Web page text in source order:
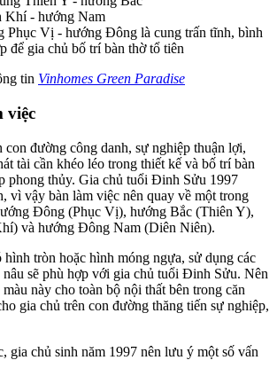
Khí - hướng Nam
Phục Vị - hướng Đông là cung trấn tĩnh, bình
để gia chủ bố trí bàn thờ tổ tiên
tin Vinhomes Green Paradise
việc
con đường công danh, sự nghiệp thuận lợi,
tài cần khéo léo trong thiết kế và bố trí bàn
phong thủy. Gia chủ tuổi Đinh Sửu 1997
vì vậy bàn làm việc nên quay về một trong
Đông (Phục Vị), hướng Bắc (Thiên Y),
và hướng Đông Nam (Diên Niên).
hình tròn hoặc hình móng ngựa, sử dụng các
nâu sẽ phù hợp với gia chủ tuổi Đinh Sửu. Nên
này cho toàn bộ nội thất bên trong căn
gia chủ trên con đường thăng tiến sự nghiệp,
gia chủ sinh năm 1997 nên lưu ý một số vấn